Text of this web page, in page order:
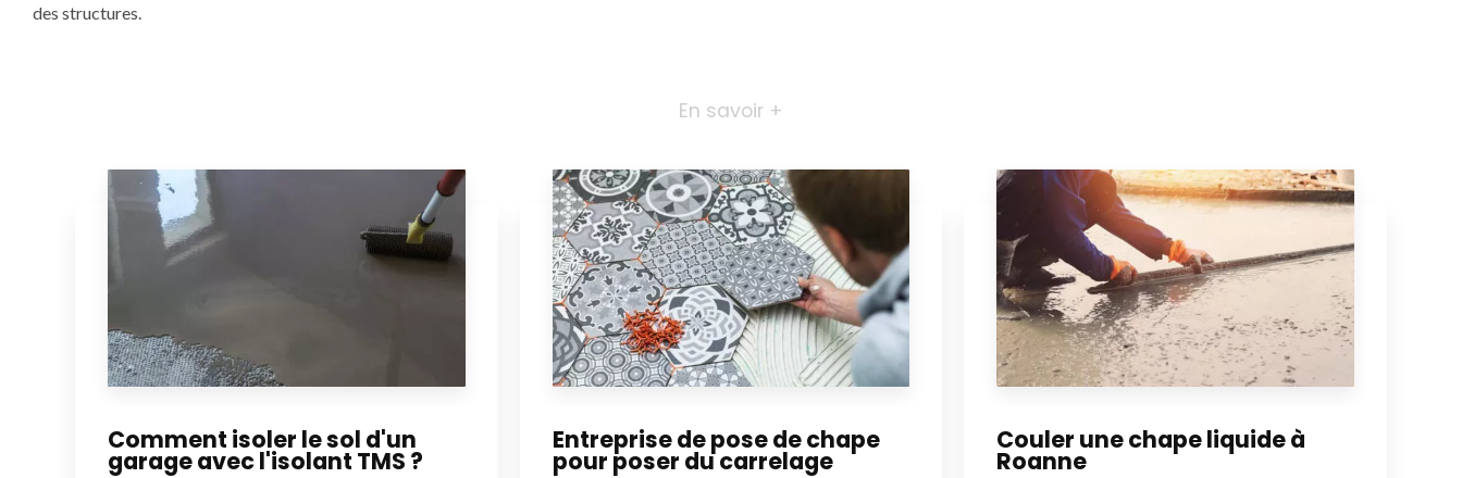
des structures.
En savoir +
Comment isoler le sol d'un
garage avec l'isolant TMS ?
Entreprise de pose de chape
pour poser du carrelage
Couler une chape liquide à
Roanne